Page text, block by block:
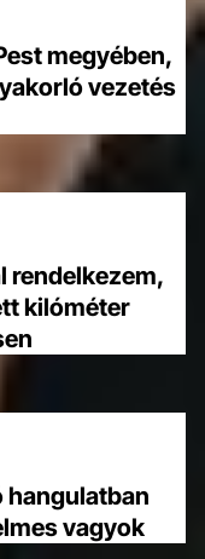
megyében,
vezetés
rendelkezem,
kilóméter
hangulatban
vagyok